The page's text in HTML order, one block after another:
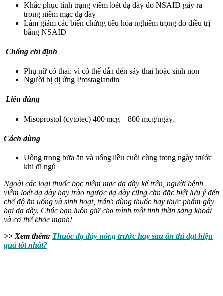
Khắc phục tình trạng viêm loét dạ dày do NSAID gây ra
trong niêm mạc dạ dày
Làm giảm các biến chứng tiêu hóa nghiêm trọng do điều trị
bằng NSAID
Chống chỉ định
Phụ nữ có thai: vì có thể dẫn đến sảy thai hoặc sinh non
Người bị dị ứng Prostaglandin
Liều dùng
Misoprostol (cytotec) 400 mcg – 800 mcg/ngày.
Cách dùng
Uống trong bữa ăn và uống liều cuối cùng trong ngày trước
khi đi ngủ
Ngoài các loại thuốc bọc niêm mạc dạ dày kể trên, người bệnh
viêm loét dạ dày hay trào ngược dạ dày cũng cần đặc biệt lưu ý đến
chế độ ăn uống và sinh hoạt, tránh dùng thuốc hay thực phẩm gây
hại dạ dày. Chúc bạn luôn giữ cho mình một tinh thần sảng khoái
và cơ thể khỏe mạnh!
>> Xem thêm: Thuốc dạ dày uống trước hay sau ăn thì đạt hiệu
quả tốt nhất?